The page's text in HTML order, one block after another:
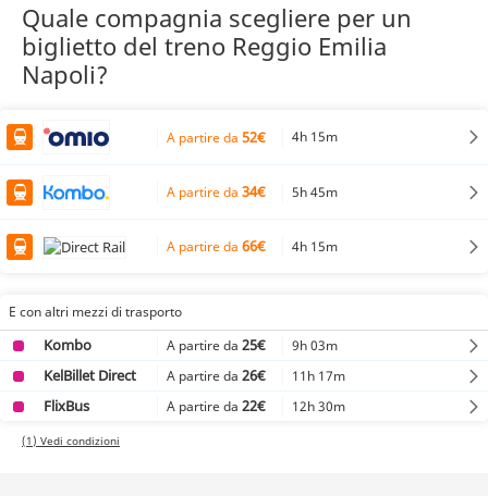
Quale compagnia scegliere per un
biglietto del treno Reggio Emilia
Napoli?
A partire da 52€ 4h 15m
A partire da 34€ 5h 45m
A partire da 66€ 4h 15m
E con altri mezzi di trasporto
Kombo A partire da 25€ 9h 03m
KelBillet Direct A partire da 26€ 11h 17m
FlixBus A partire da 22€ 12h 30m
(1) Vedi condizioni